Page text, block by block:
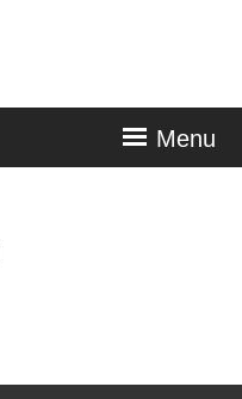
Menu